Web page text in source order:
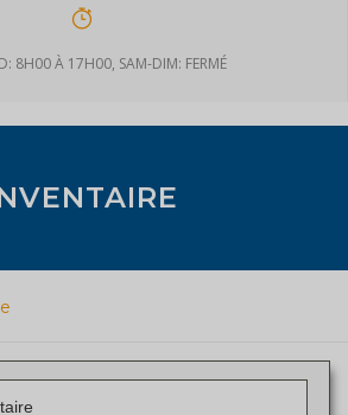
8H00 À 17H00, SAM-DIM: FERMÉ